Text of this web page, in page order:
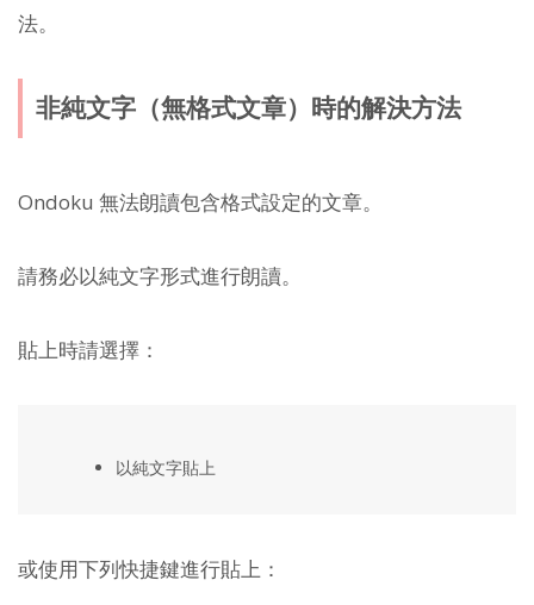
法。
非純文字（無格式文章）時的解決方法
Ondoku 無法朗讀包含格式設定的文章。
請務必以純文字形式進行朗讀。
貼上時請選擇：
以純文字貼上
或使用下列快捷鍵進行貼上：